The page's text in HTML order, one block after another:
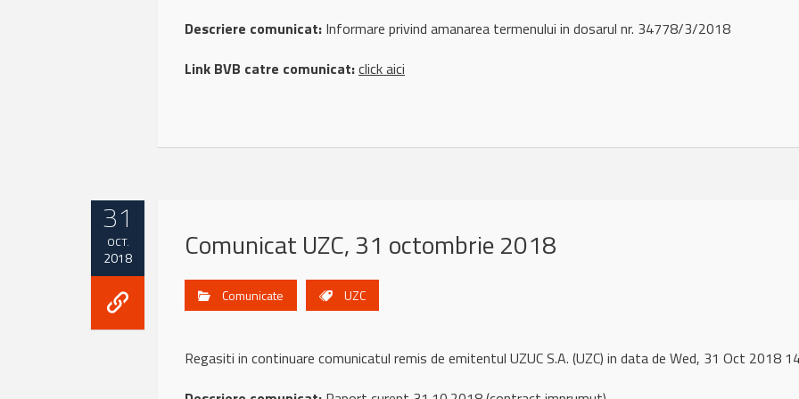
Descriere comunicat: Informare privind amanarea termenului in dosarul nr. 34778/3/2018
Link BVB catre comunicat:click aici
31
OCT.
2018 Comunicat UZC, 31 octombrie 2018
Comunicate UZC
Regasiti in continuare comunicatul remis de emitentul UZUC S.A. (UZC) in data de Wed, 31 Oct 2018